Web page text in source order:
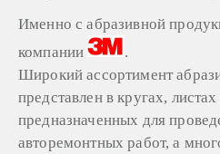
Именно с абразивной
компании
.
Широкий ассортимент
представлен в кругах,
предназначенных для
авторемонтных работ, а